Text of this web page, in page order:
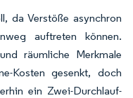
da Verstöße asynchron
auftreten können.
räumliche Merkmale
Kosten gesenkt, doch
ein Zwei-Durchlauf-